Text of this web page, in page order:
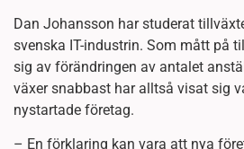
Dan Johansson har studerat
svenska IT-industrin. Som mått på
sig av förändringen av antalet
växer snabbast har alltså visat sig
nystartade företag.
– En förklaring kan vara att nya